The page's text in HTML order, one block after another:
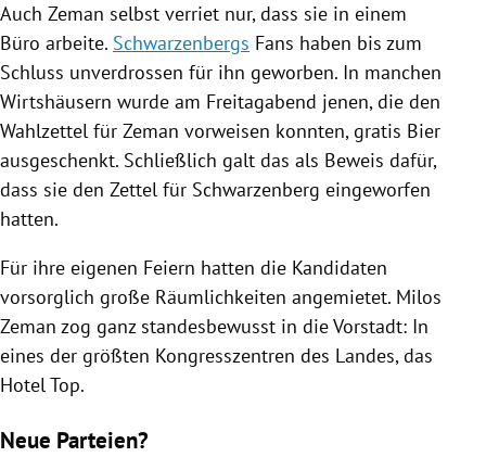
Auch Zeman selbst verriet nur, dass sie in einem
Büro arbeite. Schwarzenbergs Fans haben bis zum
Schluss unverdrossen für ihn geworben. In manchen
Wirtshäusern wurde am Freitagabend jenen, die den
Wahlzettel für Zeman vorweisen konnten, gratis Bier
ausgeschenkt. Schließlich galt das als Beweis dafür,
dass sie den Zettel für Schwarzenberg eingeworfen
hatten.
Für ihre eigenen Feiern hatten die Kandidaten
vorsorglich große Räumlichkeiten angemietet. Milos
Zeman zog ganz standesbewusst in die Vorstadt: In
eines der größten Kongresszentren des Landes, das
Hotel Top.
Neue Parteien?